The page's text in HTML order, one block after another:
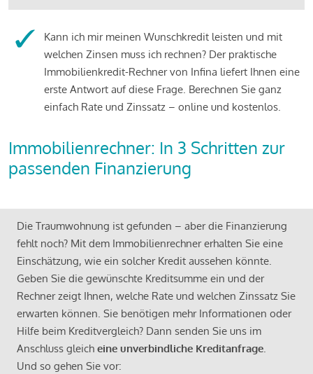
Kann ich mir meinen Wunschkredit leisten und mit
welchen Zinsen muss ich rechnen? Der praktische
Immobilienkredit-Rechner von Infina liefert Ihnen eine
erste Antwort auf diese Frage. Berechnen Sie ganz
einfach Rate und Zinssatz – online und kostenlos.
Immobilienrechner: In 3 Schritten zur
passenden Finanzierung
Die Traumwohnung ist gefunden – aber die Finanzierung
fehlt noch? Mit dem Immobilienrechner erhalten Sie eine
Einschätzung, wie ein solcher Kredit aussehen könnte.
Geben Sie die gewünschte Kreditsumme ein und der
Rechner zeigt Ihnen, welche Rate und welchen Zinssatz Sie
erwarten können. Sie benötigen mehr Informationen oder
Hilfe beim Kreditvergleich? Dann senden Sie uns im
Anschluss gleich eine unverbindliche Kreditanfrage.
Und so gehen Sie vor: